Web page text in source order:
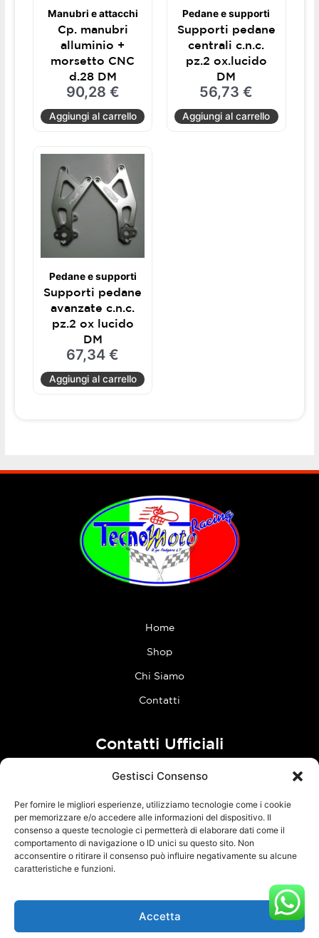
Gestisci Consenso
Per fornire le migliori esperienze, utilizziamo tecnologie come i cookie
per memorizzare e/o accedere alle informazioni del dispositivo. Il
consenso a queste tecnologie ci permetterà di elaborare dati come il
comportamento di navigazione o ID unici su questo sito. Non
acconsentire o ritirare il consenso può influire negativamente su alcune
caratteristiche e funzioni.
Accetta
Manubri e attacchi
Cp. manubri
alluminio +
morsetto CNC
d.28 DM
90,28 €
Aggiungi al carrello
Pedane e supporti
Supporti pedane
centrali c.n.c.
pz.2 ox.lucido
DM
56,73€
Aggiungi al carrello
Pedane e supporti
Supporti pedane
avanzate c.n.c.
pz.2 ox lucido
DM
67,34€
Aggiungi al carrello
Home
Shop
Chi Siamo
Contatti
Contatti Ufficiali
Follow Us
F
b
I
TCM Racing s.r.l.s. – Via Acque Alte, snc – 04100 Latina – P.Iva
03126380595 –Privacy Policy–Cookie Policy